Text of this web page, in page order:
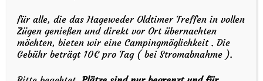
für alle, die das Hageweder Oldtimer Treffen in vollen
Zügen genießen und direkt vor Ort übernachten
möchten, bieten wir eine Campingmöglichkeit . Die
Gebühr beträgt 10€ pro Tag ( bei Stromabnahme ).